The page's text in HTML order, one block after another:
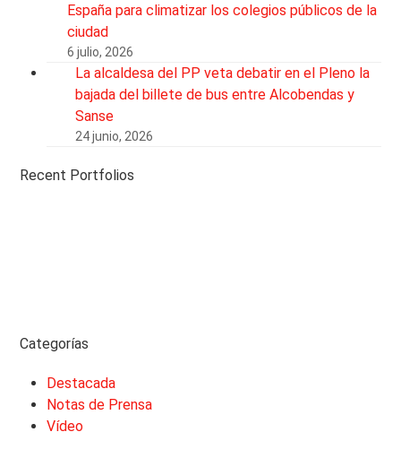
España para climatizar los colegios públicos de la
ciudad
6 julio, 2026
La alcaldesa del PP veta debatir en el Pleno la
bajada del billete de bus entre Alcobendas y
Sanse
24 junio, 2026
Recent Portfolios
Categorías
Destacada
Notas de Prensa
Vídeo